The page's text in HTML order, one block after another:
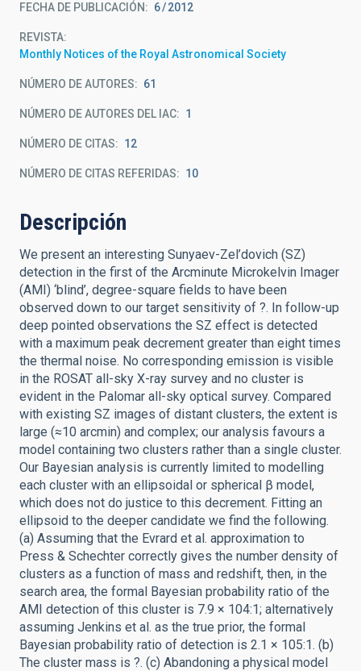
FECHA DE PUBLICACIÓN: 6 2012
REVISTA
Monthly Notices of the Royal Astronomical Society
NÚMERO DE AUTORES 61
NÚMERO DE AUTORES DEL IAC 1
NÚMERO DE CITAS 12
NÚMERO DE CITAS REFERIDAS 10
Descripción
We present an interesting Sunyaev-Zel’dovich (SZ)
detection in the first of the Arcminute Microkelvin Imager
(AMI) ‘blind’, degree-square fields to have been
observed down to our target sensitivity of ?. In follow-up
deep pointed observations the SZ effect is detected
with a maximum peak decrement greater than eight times
the thermal noise. No corresponding emission is visible
in the ROSAT all-sky X-ray survey and no cluster is
evident in the Palomar all-sky optical survey. Compared
with existing SZ images of distant clusters, the extent is
large (≈10 arcmin) and complex; our analysis favours a
model containing two clusters rather than a single cluster.
Our Bayesian analysis is currently limited to modelling
each cluster with an ellipsoidal or spherical β model,
which does not do justice to this decrement. Fitting an
ellipsoid to the deeper candidate we find the following.
(a) Assuming that the Evrard et al. approximation to
Press & Schechter correctly gives the number density of
clusters as a function of mass and redshift, then, in the
search area, the formal Bayesian probability ratio of the
AMI detection of this cluster is 7.9 × 104:1; alternatively
assuming Jenkins et al. as the true prior, the formal
Bayesian probability ratio of detection is 2.1 × 105:1. (b)
The cluster mass is ?. (c) Abandoning a physical model